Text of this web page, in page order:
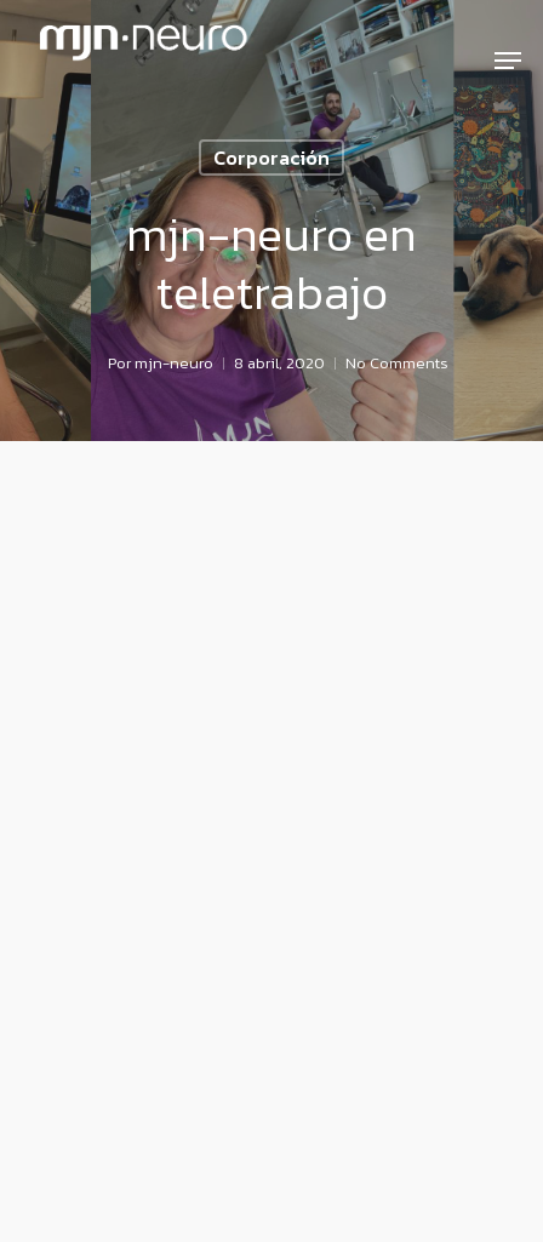
Corporación
mjn-neuro en
teletrabajo
Pormjn-neuro 8 abril, 2020 No Comments